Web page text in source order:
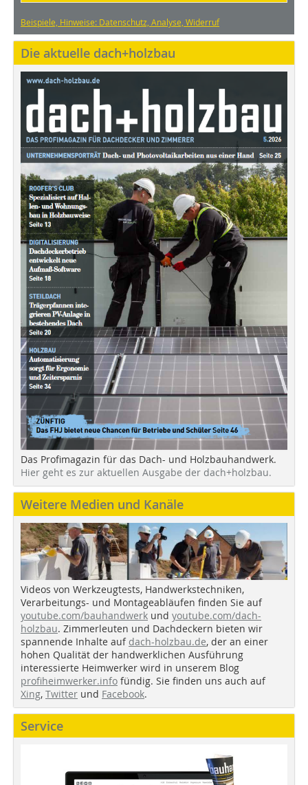
Beispiele, Hinweise: Datenschutz, Analyse, Widerruf
Die aktuelle dach+holzbau
Das Profimagazin für das Dach- und Holzbauhandwerk.
Hier geht es zur aktuellen Ausgabe der dach+holzbau.
Weitere Medien und Kanäle
Videos von Werkzeugtests, Handwerkstechniken,
Verarbeitungs- und Montageabläufen finden Sie auf
youtube.com/bauhandwerk und youtube.com/dach-
holzbau. Zimmerleuten und Dachdeckern bieten wir
spannende Inhalte auf dach-holzbau.de, der an einer
hohen Qualität der handwerklichen Ausführung
interessierte Heimwerker wird in unserem Blog
profiheimwerker.info fündig. Sie finden uns auch auf
Xing, Twitter und Facebook.
Service